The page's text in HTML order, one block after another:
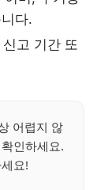
다.
고 기간 또
어렵지 않
인하세요.
요!